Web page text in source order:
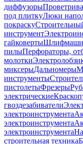
диффузоры
под плиткуЛюки
покраску
инструмент
гайковерты
пилыПерфораторы,
молотки
миксерыДальномеры
инструменты
пистолетыФрезеры
электрические
гвоздезабиватели
электроинструмента
электроинструмента
электроинструмента
строительная техника